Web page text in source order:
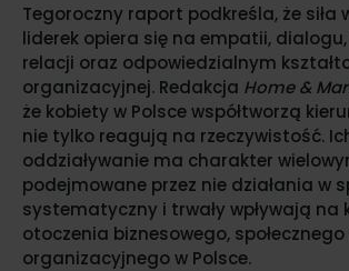
Tegoroczny raport podkreśla, że siła
liderek opiera się na empatii,
relacji oraz odpowiedzialnym
organizacyjnej. Redakcja Home &
że kobiety w Polsce współtworzą
nie tylko reagują na rzeczywistość.
oddziaływanie ma charakter
podejmowane przez nie działania w
systematyczny i trwały wpływają na
otoczenia biznesowego, społecznego
organizacyjnego w Polsce.